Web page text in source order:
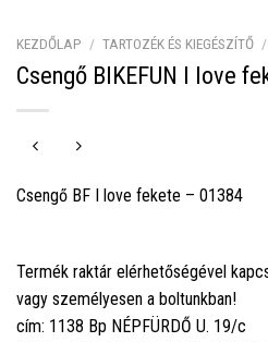
KEZDŐLAP / TARTOZÉK ÉS KIEGÉSZÍTŐ /
Csengő BIKEFUN I love
Csengő BF I love fekete – 01384
Termék raktár elérhetőségével
vagy személyesen a boltunkban!
cím: 1138 Bp NÉPFÜRDŐ U. 19/c